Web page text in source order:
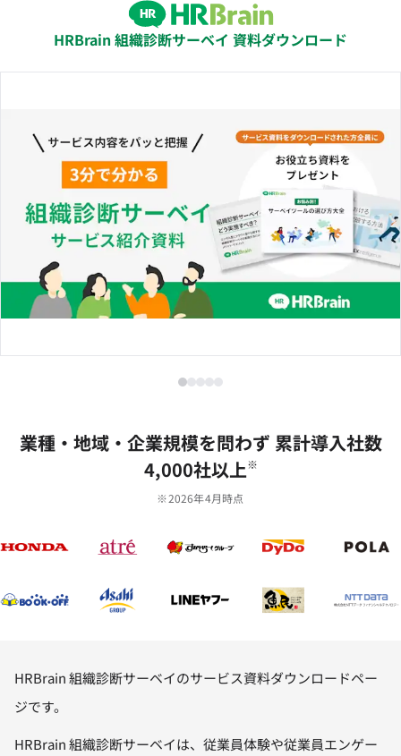
HRBrain 組織診断サーベイ 資料ダウンロード
業種‧地域‧企業規模を問わず 累計導⼊社数
4,000社以上※
※2026年4月時点
HRBrain 組織診断サーベイのサービス資料ダウンロードペー
ジです。
HRBrain 組織診断サーベイは、従業員体験や従業員エンゲー